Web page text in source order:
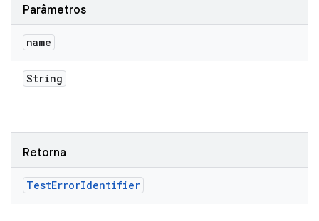
Parâmetros
name
String
Retorna
TestErrorIdentifier